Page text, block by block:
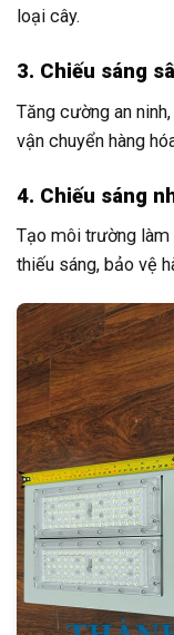
loại cây.
3. Chiếu sáng
Tăng cường an
vận chuyển hàng
4. Chiếu sáng
Tạo môi trường
thiếu sáng, bảo vệ